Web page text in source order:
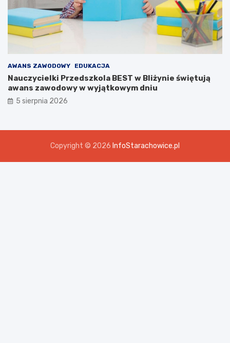
AWANS ZAWODOWY EDUKACJA
Nauczycielki Przedszkola BEST w Bliżynie świętują
awans zawodowy w wyjątkowym dniu
5 sierpnia 2026
Copyright © 2026 InfoStarachowice.pl